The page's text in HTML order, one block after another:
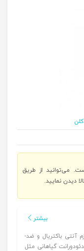
می‌توانید از طریق
دیدن نمایید.
بیشتر
دئودورانت سینره با بهره­ گیری ازهر­دو مکانیزم آنتی­ باکتریال و ضد­
گیاهانی مثل